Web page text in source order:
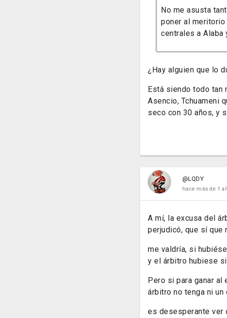
No me asusta
poner al
centrales a Alaba
¿Hay alguien que lo
Está siendo todo tan
Asencio, Tchuameni
seco con 30 años, y
@LQDY
hace más de 1
A mí, la excusa del
perjudicó, que sí que
me valdría, si
y el árbitro hubiese
Pero si para ganar al
árbitro no tenga ni un
es desesperante ver